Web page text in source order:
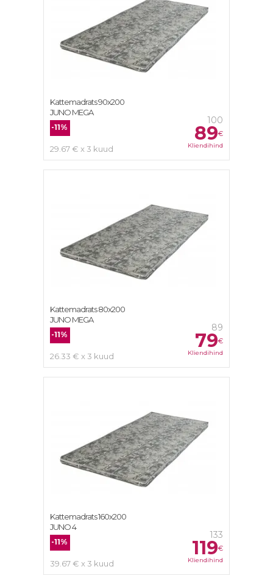
100
89€
Kliendihind
-11%
29.67 € x 3 kuud
Kattemadrats 90x200
JUNO MEGA
89
79€
Kliendihind
-11%
26.33 € x 3 kuud
Kattemadrats 80x200
JUNO MEGA
133
119€
Kliendihind
-11%
39.67 € x 3 kuud
Kattemadrats 160x200
JUNO 4